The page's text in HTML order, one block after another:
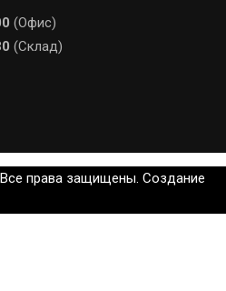
(Офис)
(Склад)
права защищены. Создание